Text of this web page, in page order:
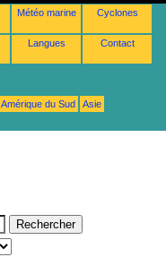
Météo marine Cyclones
Langues Contact
Amérique du Sud
Asie